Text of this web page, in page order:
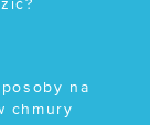
na
chmury